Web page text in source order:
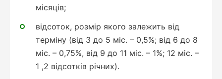
місяців;
відсоток, розмір якого залежить від
терміну (від 3 до 5 міс. – 0,5%; від 6 до 8
міс. – 0,75%, від 9 до 11 міс. – 1%; 12 міс. –
1 ,2 відсотків річних).